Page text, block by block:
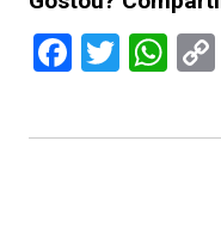
Facebook
Twitter